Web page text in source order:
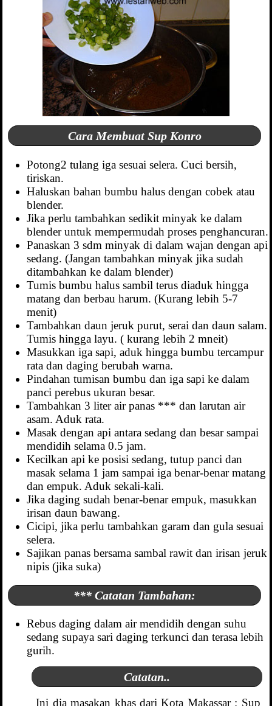
Cara Membuat Sup Konro
Potong2 tulang iga sesuai selera. Cuci bersih,
tiriskan.
Haluskan bahan bumbu halus dengan cobek atau
blender.
Jika perlu tambahkan sedikit minyak ke dalam
blender untuk mempermudah proses penghancuran.
Panaskan 3 sdm minyak di dalam wajan dengan api
sedang. (Jangan tambahkan minyak jika sudah
ditambahkan ke dalam blender)
Tumis bumbu halus sambil terus diaduk hingga
matang dan berbau harum. (Kurang lebih 5-7
menit)
Tambahkan daun jeruk purut, serai dan daun salam.
Tumis hingga layu. ( kurang lebih 2 mneit)
Masukkan iga sapi, aduk hingga bumbu tercampur
rata dan daging berubah warna.
Pindahan tumisan bumbu dan iga sapi ke dalam
panci perebus ukuran besar.
Tambahkan 3 liter air panas *** dan larutan air
asam. Aduk rata.
Masak dengan api antara sedang dan besar sampai
mendidih selama 0.5 jam.
Kecilkan api ke posisi sedang, tutup panci dan
masak selama 1 jam sampai iga benar-benar matang
dan empuk. Aduk sekali-kali.
Jika daging sudah benar-benar empuk, masukkan
irisan daun bawang.
Cicipi, jika perlu tambahkan garam dan gula sesuai
selera.
Sajikan panas bersama sambal rawit dan irisan jeruk
nipis (jika suka)
*** Catatan Tambahan:
Rebus daging dalam air mendidih dengan suhu
sedang supaya sari daging terkunci dan terasa lebih
gurih.
Catatan..
Ini dia masakan khas dari Kota Makassar : Sup